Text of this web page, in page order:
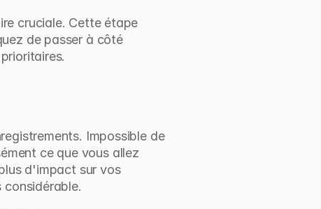
cruciale. Cette étape
de passer à côté
Impossible de
ce que vous allez
d'impact sur vos